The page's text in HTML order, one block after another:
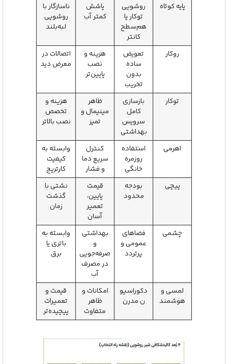
پایه کوتاه
روشویی
توکار یا
هم‌سطح
کانتر
پاشش
کمتر آب
ناسازگار با
روشویی
لبه‌بلند
روکار
تعویض
ساده
بدون
تخریب
هزینه و
نصب
پایین‌تر
اتصالات در
معرض دید
توکار
بازسازی
کامل
سرویس
بهداشتی
ظاهر
مینیمال و
تمیز
هزینه و
تخصص
نصب بالاتر
اهرمی
استفاده
روزمره
خانگی
کنترل
سریع دما
و فشار
وابسته به
کیفیت
کارتریج
پیچی
بودجه
محدود
قیمت
پایین،
تعمیر
آسان
نشتی با
گذشت
زمان
چشمی
فضاهای
عمومی و
پرتردد
بهداشتی
و
صرفه‌جویی
در مصرف
آب
وابسته به
باتری یا
برق
لمسی و
هوشمند
دکوراسیو
ن مدرن
امکانات و
ظاهر
متفاوت
قیمت و
تعمیرات
پیچیده‌تر